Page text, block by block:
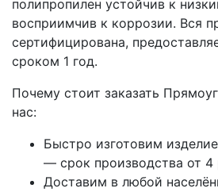
полипропилен устойчив к
восприимчив к коррозии. Вся
сертифицирована,
сроком 1 год.
Почему стоит заказать
нас:
Быстро изготовим
— срок производства от 4
Доставим в любой